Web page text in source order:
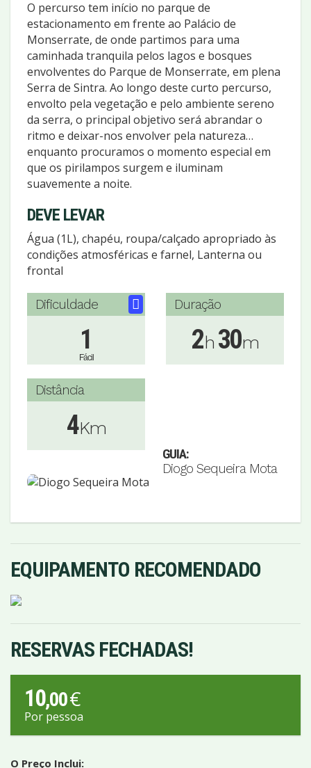
O percurso tem início no parque de
estacionamento em frente ao Palácio de
Monserrate, de onde partimos para uma
caminhada tranquila pelos lagos e bosques
envolventes do Parque de Monserrate, em plena
Serra de Sintra. Ao longo deste curto percurso,
envolto pela vegetação e pelo ambiente sereno
da serra, o principal objetivo será abrandar o
ritmo e deixar-nos envolver pela natureza…
enquanto procuramos o momento especial em
que os pirilampos surgem e iluminam
suavemente a noite.
DEVE LEVAR
Água (1L), chapéu, roupa/calçado apropriado às
condições atmosféricas e farnel, Lanterna ou
frontal
Dificuldade
1
Fácil
Duração
2h 30m
Distância
4Km
GUIA:
Diogo Sequeira Mota
EQUIPAMENTO RECOMENDADO
RESERVAS FECHADAS!
10,00€
Por pessoa
O Preço Inclui: